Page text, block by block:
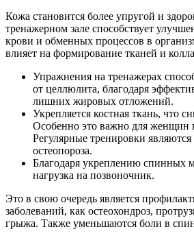
Кожа становится более упругой и
тренажерном зале способствует
крови и обменных процессов в
влияет на формирование тканей и
Упражнения на тренажерах
от целлюлита, благодаря
лишних жировых отложений.
Укрепляется костная ткань, что
Особенно это важно для женщин
Регулярные тренировки
остеопороза.
Благодаря укреплению спинных
нагрузка на позвоночник.
Это в свою очередь является
заболеваний, как остеохондроз,
грыжа. Также уменьшаются боли в